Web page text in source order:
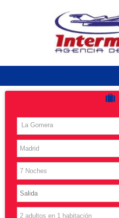
Costas
Vuelos
Islas
Caribe
Grandes Viajes
La Gomera